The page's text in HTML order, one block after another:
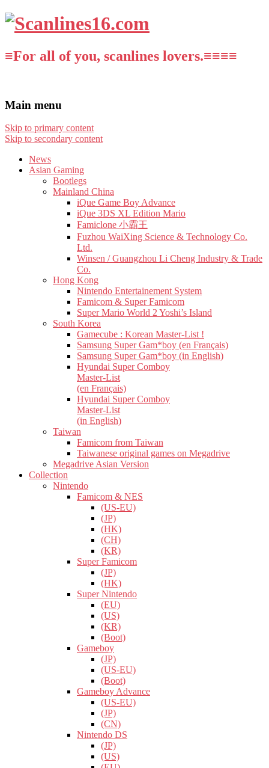
≡For all of you, scanlines lovers.≡≡≡≡
Main menu
Skip to primary content
Skip to secondary content
News
Asian Gaming
Bootlegs
Mainland China
iQue Game Boy Advance
iQue 3DS XL Edition Mario
Famiclone 小霸王
Fuzhou WaiXing Science & Technology Co.
Ltd.
Winsen / Guangzhou Li Cheng Industry & Trade
Co.
Hong Kong
Nintendo Entertainement System
Famicom & Super Famicom
Super Mario World 2 Yoshi’s Island
South Korea
Gamecube : Korean Master-List !
Samsung Super Gam*boy (en Français)
Samsung Super Gam*boy (in English)
Hyundai Super Comboy
Master-List
(en Français)
Hyundai Super Comboy
Master-List
(in English)
Taiwan
Famicom from Taiwan
Taiwanese original games on Megadrive
Megadrive Asian Version
Collection
Nintendo
Famicom & NES
(US-EU)
(JP)
(HK)
(CH)
(KR)
Super Famicom
(JP)
(HK)
Super Nintendo
(EU)
(US)
(KR)
(Boot)
Gameboy
(JP)
(US-EU)
(Boot)
Gameboy Advance
(US-EU)
(JP)
(CN)
Nintendo DS
(JP)
(US)